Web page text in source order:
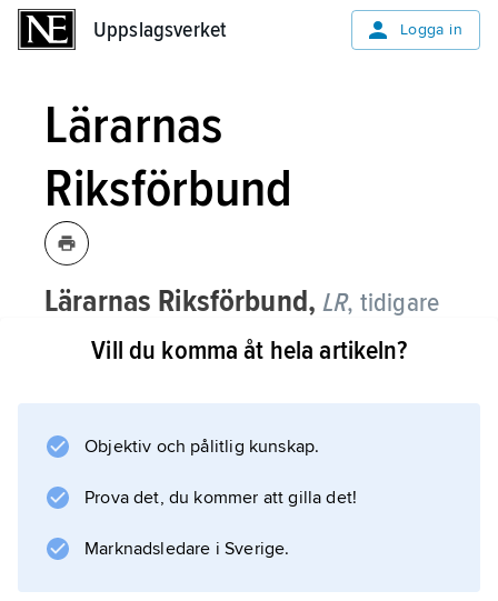
Uppslagsverket Logga in
Lärarnas
Riksförbund
Lärarnas Riksförbund, LR, tidigare
fackförbund inom
Saco
som
organiserade lärare samt studie- och
och högskolor samt vuxenutbildning.
1884 bildades
Svenska läraresällskapet för lärare vid de
allmänna läroverken
Vill du komma åt hela artikeln?
Objektiv och pålitlig kunskap.
Prova det, du kommer att gilla det!
Marknadsledare i Sverige.